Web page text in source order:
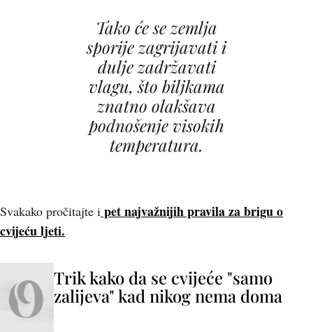
Tako će se zemlja
sporije zagrijavati i
dulje zadržavati
vlagu, što biljkama
znatno olakšava
podnošenje visokih
temperatura.
Svakako pročitajte i pet najvažnijih pravila za brigu o
cvijeću ljeti.
Trik kako da se cvijeće "samo
zalijeva" kad nikog nema doma